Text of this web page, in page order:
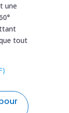
une
tout